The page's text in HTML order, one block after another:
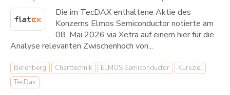
Die im TecDAX enthaltene Aktie des
Konzerns Elmos Semiconductor notierte am
08. Mai 2026 via Xetra auf einem hier für die
Analyse relevanten Zwischenhoch von...
Berenberg Charttechnik ELMOS Semiconductor
Kursziel
TecDax